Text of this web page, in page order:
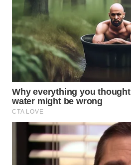
WAHANA
KONSUMEN
WAHANA
LISTRIK
WAHANA
TRAVEL
WAHANA
TV
WAHANANEWS